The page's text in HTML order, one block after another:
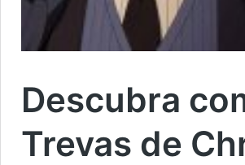
Descubra
Trevas de